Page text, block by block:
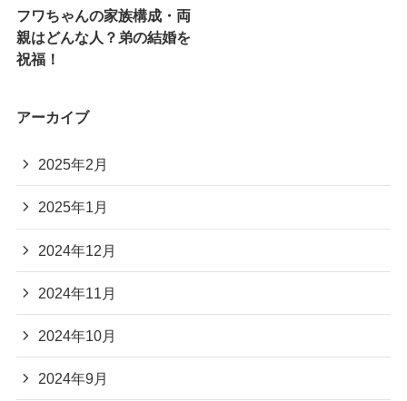
フワちゃんの家族構成・両
親はどんな人？弟の結婚を
祝福！
アーカイブ
2025年2月
2025年1月
2024年12月
2024年11月
2024年10月
2024年9月